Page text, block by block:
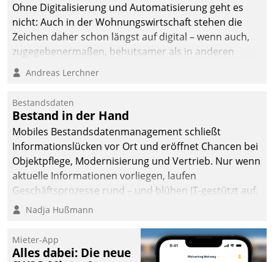
Ohne Digitalisierung und Automatisierung geht es
nicht: Auch in der Wohnungswirtschaft stehen die
Zeichen daher schon längst auf digital – wenn auch,
zugegebenermaßen, behutsamer als in anderen
Branchen.
Andreas Lerchner
Bestandsdaten
Bestand in der Hand
Mobiles Bestandsdatenmanagement schließt
Informationslücken vor Ort und eröffnet Chancen bei
Objektpflege, Modernisierung und Vertrieb. Nur wenn
aktuelle Informationen vorliegen, laufen
Geschäftsprozesse rund – und blühen IT-gestützt auf.
Nadja Hußmann
Mieter-App
Alles dabei: Die neue